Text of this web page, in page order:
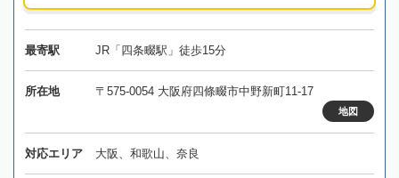
最寄駅 JR「四条畷駅」徒歩15分
所在地 〒575-0054 大阪府四條畷市中野新町11-17
地図
対応エリア 大阪、和歌山、奈良